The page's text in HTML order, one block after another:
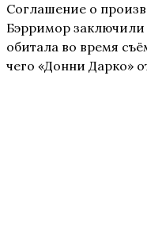
Соглашение о
Бэрримор заключили
обитала во время
чего «Донни Дарко»